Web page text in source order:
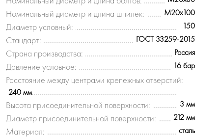
Номинальный диаметр и длина шпилек: M20x100
Диаметр условный: 150
Стандарт: ГОСТ 33259-2015
Страна производства: Россия
Давление условное: 16 бар
Расстояние между центрами крепежных отверстий:
240 мм
Высота присоединительной поверхности: 3 мм
Диаметр присоединительной поверхности: 212 мм
Материал: сталь